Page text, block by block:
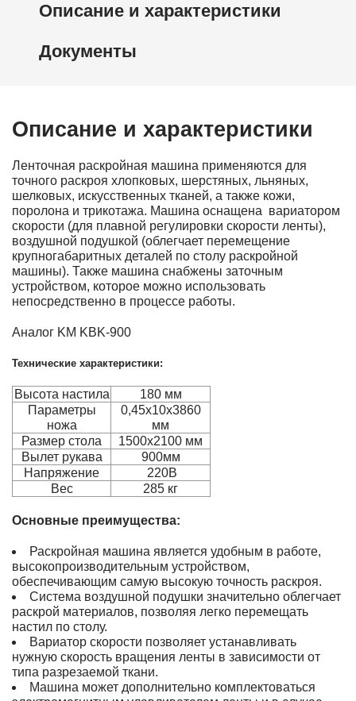
Описание и характеристики
Документы
Описание и характеристики
Ленточная раскройная машина применяются для
точного раскроя хлопковых, шерстяных, льняных,
шелковых, искусственных тканей, а также кожи,
поролона и трикотажа. Машина оснащена вариатором
скорости (для плавной регулировки скорости ленты),
воздушной подушкой (облегчает перемещение
крупногабаритных деталей по столу раскройной
машины). Также машина снабжены заточным
устройством, которое можно использовать
непосредственно в процессе работы.
Аналог KM KBK-900
Технические характеристики:
Высота настила
180 мм
Параметры
ножа
0,45х10х3860
мм
Размер стола
1500х2100 мм
Вылет рукава
900мм
Напряжение
220В
Вес
285 кг
Основные преимущества:
Раскройная машина является удобным в работе,
высокопроизводительным устройством,
обеспечивающим самую высокую точность раскроя.
Система воздушной подушки значительно облегчает
раскрой материалов, позволяя легко перемещать
настил по столу.
Вариатор скорости позволяет устанавливать
нужную скорость вращения ленты в зависимости от
типа разрезаемой ткани.
Машина может дополнительно комплектоваться